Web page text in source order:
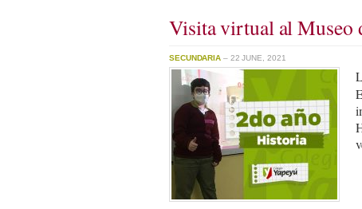
Visita virtual al Museo
SECUNDARIA – 22 JUNE, 2021